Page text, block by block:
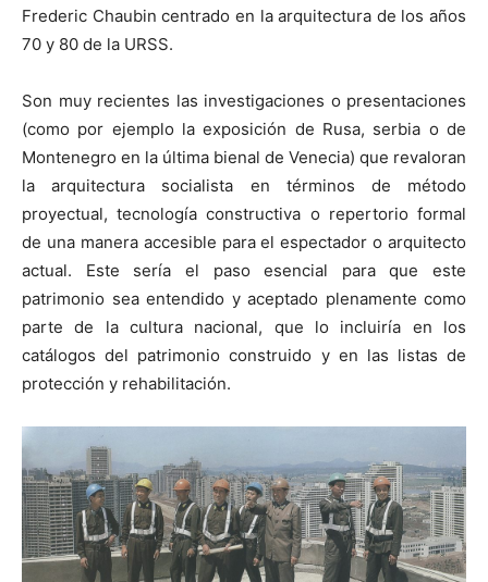
Frederic Chaubin centrado en la arquitectura de los años
70 y 80 de la URSS.
Son muy recientes las investigaciones o presentaciones
(como por ejemplo la exposición de Rusa, serbia o de
Montenegro en la última bienal de Venecia) que revaloran
la arquitectura socialista en términos de método
proyectual, tecnología constructiva o repertorio formal
de una manera accesible para el espectador o arquitecto
actual. Este sería el paso esencial para que este
patrimonio sea entendido y aceptado plenamente como
parte de la cultura nacional, que lo incluiría en los
catálogos del patrimonio construido y en las listas de
protección y rehabilitación.